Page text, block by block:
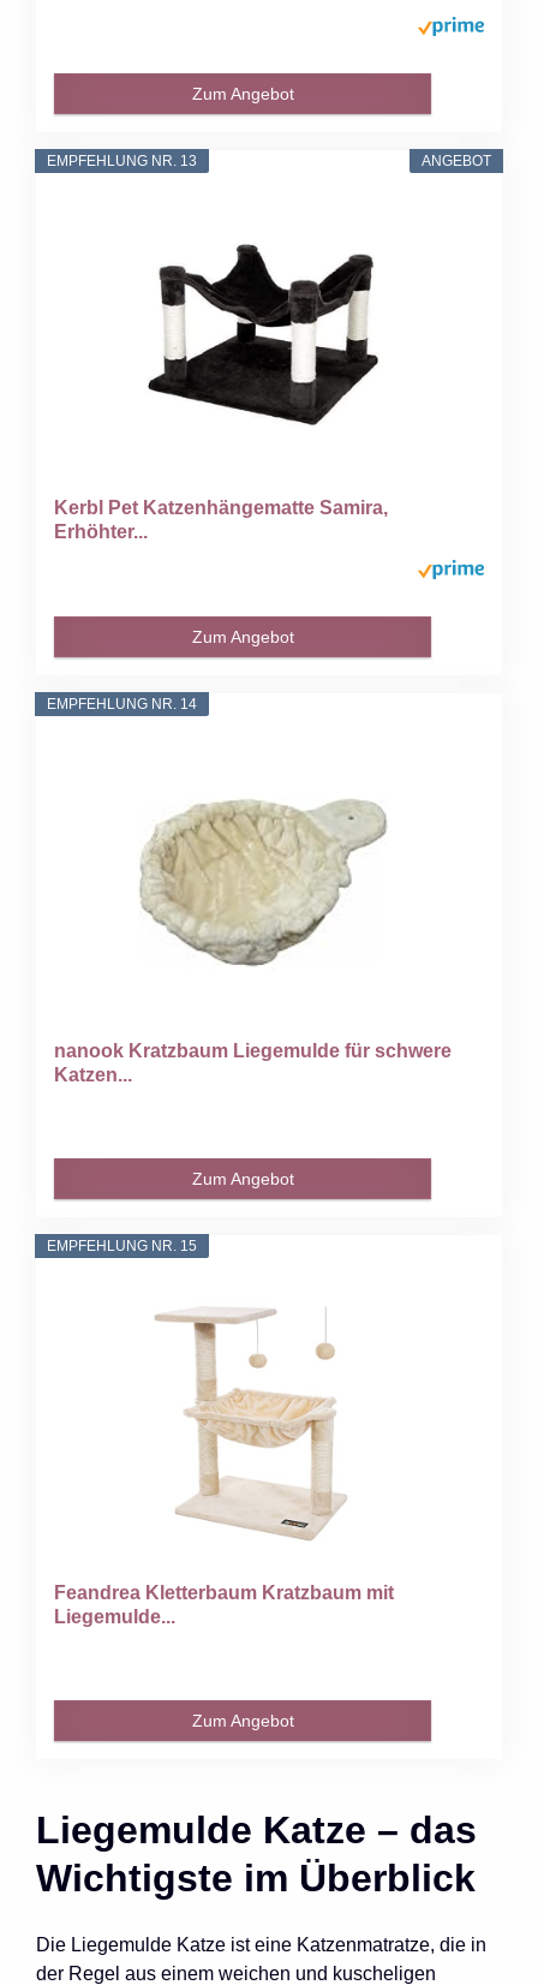
Zum Angebot
ANGEBOT
EMPFEHLUNG NR. 13
Kerbl Pet Katzenhängematte Samira,
Erhöhter...
Zum Angebot
EMPFEHLUNG NR. 14
nanook Kratzbaum Liegemulde für schwere
Katzen...
Zum Angebot
EMPFEHLUNG NR. 15
Feandrea Kletterbaum Kratzbaum mit
Liegemulde...
Zum Angebot
Liegemulde Katze – das
Wichtigste im Überblick
Die Liegemulde Katze ist eine Katzenmatratze, die in
der Regel aus einem weichen und kuscheligen